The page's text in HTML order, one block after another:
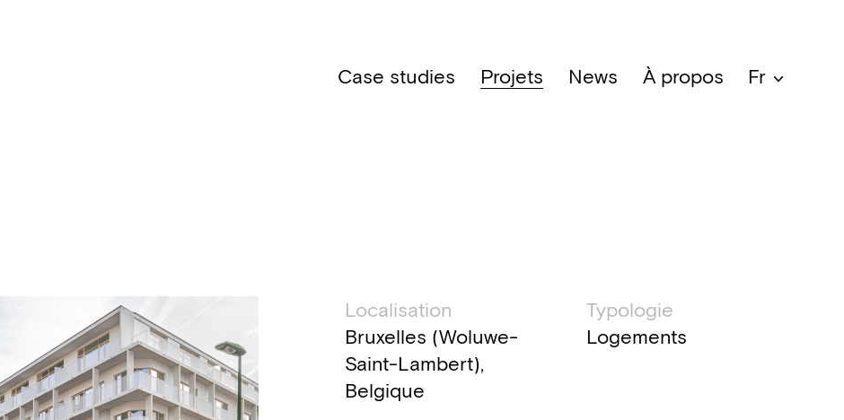
Case studies Projets News À propos Fr
Information technique
Localisation
Bruxelles (Woluwe-
Saint-Lambert),
Belgique
Typologie
Logements